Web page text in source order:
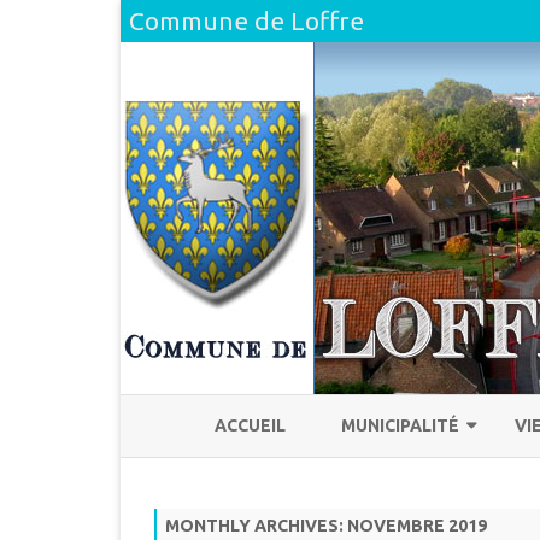
Commune de Loffre
ACCUEIL MUNICIPALITÉ
COMPTE RENDU DU CONSEIL
MONTHLY ARCHIVES: NOVEMBRE 2019